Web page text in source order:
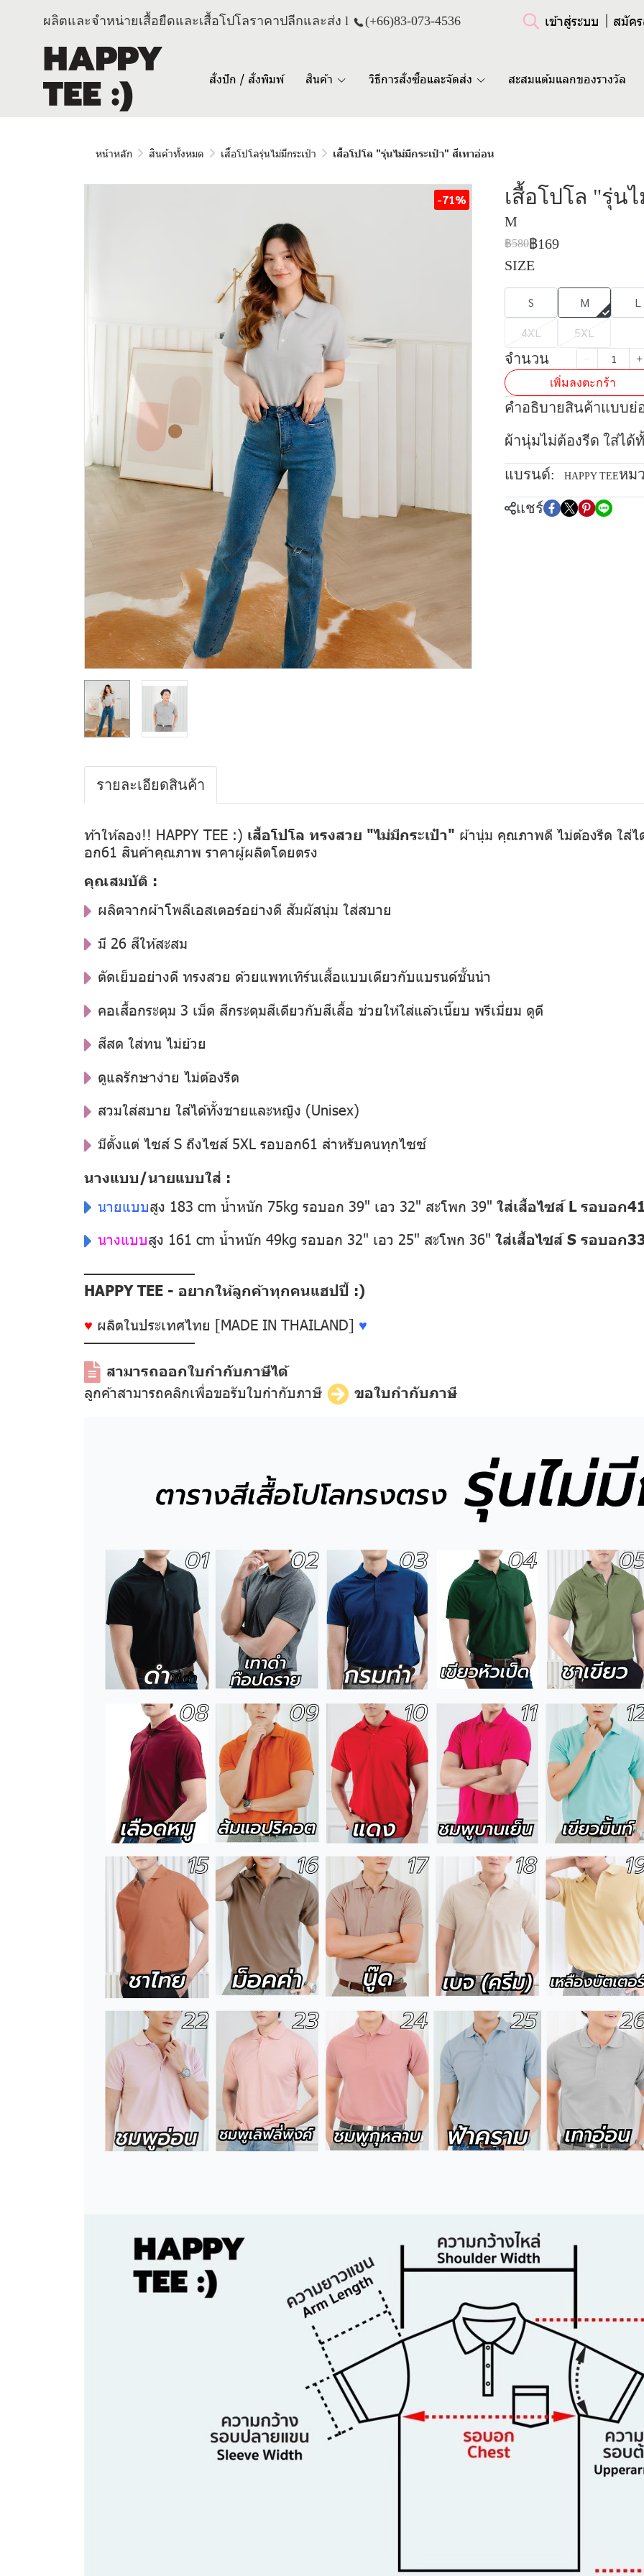
ผลิตและจำหน่ายเสื้อยืดและเสื้อโปโลราคาปลีกและส่ง l (+66)83-073-4536 เข้าสู่ระบบ สมัค
สั่งปัก / สั่งพิมพ์ สินค้า วิธีการสั่งซื้อและจัดส่ง สะสมแต้มแลกของรางวัล
หน้าหลัก สินค้าทั้งหมด เสื้อโปโลรุ่นไม่มีกระเป๋า เสื้อโปโล "รุ่นไม่มีกระเป๋า" สีเทาอ่อน
-71% เสื้อโปโล "รุ่น
M
฿580฿169
SIZE
S M L
4XL
5XL
จำนวน
เพิ่มลงตะกร้า
คำอธิบายสินค้าแบบย่
ผ้านุ่มไม่ต้องรีด ใส่ได้
แบรนด์: HAPPY TEEหม
แชร์
รายละเอียดสินค้า
ท้าให้ลอง!! HAPPY TEE :) เสื้อโปโล ทรงสวย "ไม่มีกระเป๋า" ผ้านุ่ม คุณภาพดี ไม่ต้องรีด ใส่
อก61 สินค้าคุณภาพ ราคาผู้ผลิตโดยตรง
คุณสมบัติ :
ผลิตจากผ้าโพลีเอสเตอร์อย่างดี สัมผัสนุ่ม ใส่สบาย
มี 26 สีให้สะสม
ตัดเย็บอย่างดี ทรงสวย ด้วยแพทเทิร์นเสื้อแบบเดียวกับแบรนด์ชั้นนำ
คอเสื้อกระดุม 3 เม็ด สีกระดุมสีเดียวกับสีเสื้อ ช่วยให้ใส่แล้วเนี๊ยบ พรีเมี่ยม ดูดี
สีสด ใส่ทน ไม่ย้วย
ดูแลรักษาง่าย ไม่ต้องรีด
สวมใส่สบาย ใส่ได้ทั้งชายและหญิง (Unisex)
มีตั้งแต่ ไซส์ S ถึงไซส์ 5XL รอบอก61 สำหรับคนทุกไซซ์
นางแบบ/นายแบบใส่ :
นายแบบสูง 183 cm น้ำหนัก 75kg รอบอก 39" เอว 32" สะโพก 39" ใส่เสื้อไซส์ L รอบอก
นางแบบสูง 161 cm น้ำหนัก 49kg รอบอก 32" เอว 25" สะโพก 36" ใส่เสื้อไซส์ S รอบอก
––––––––––––––
HAPPY TEE - อยากให้ลูกค้าทุกคนแฮปปี้ :)
♥ ผลิตในประเทศไทย [MADE IN THAILAND] ♥
––––––––––––––
สามารถออกใบกำกับภาษีได้
ลูกค้าสามารถคลิกเพื่อขอรับใบกำกับภาษี
ขอใบกำกับภาษี